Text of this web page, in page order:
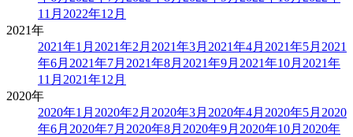
11月 2022年12月
2021年
2021年1月 2021年2月 2021年3月 2021年4月 2021年5月 2021
年6月 2021年7月 2021年8月 2021年9月 2021年10月 2021年
11月 2021年12月
2020年
2020年1月 2020年2月 2020年3月 2020年4月 2020年5月 2020
年6月 2020年7月 2020年8月 2020年9月 2020年10月 2020年